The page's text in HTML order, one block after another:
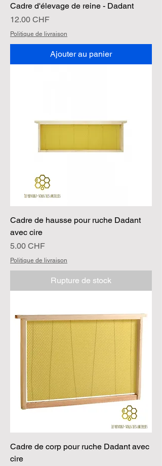
Cadre d'élevage de reine - Dadant
Prix
12.00 CHF
Politique de livraison
Ajouter au panier
Cadre de hausse pour ruche Dadant
avec cire
Prix
5.00 CHF
Politique de livraison
Rupture de stock
Cadre de corp pour ruche Dadant avec
cire